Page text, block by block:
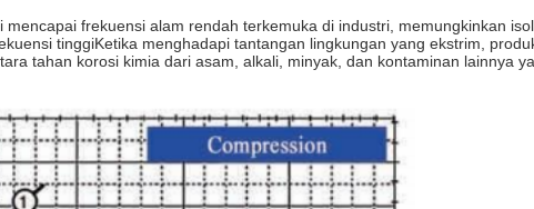
frekuensi alam rendah terkemuka di industri, memungkinkan
tinggiKetika menghadapi tantangan lingkungan yang ekstrim,
tahan korosi kimia dari asam, alkali, minyak, dan kontaminan lainnya